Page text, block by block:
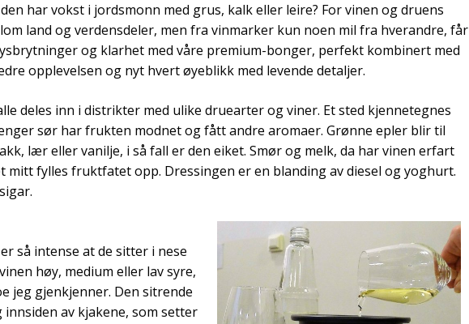
har vokst i jordsmonn med grus, kalk eller leire? For vinen og druens
land og verdensdeler, men fra vinmarker kun noen mil fra hverandre, får
og klarhet med våre premium-bonger, perfekt kombinert med
opplevelsen og nyt hvert øyeblikk med levende detaljer.
deles inn i distrikter med ulike druearter og viner. Et sted kjennetegnes
sør har frukten modnet og fått andre aromaer. Grønne epler blir til
lær eller vanilje, i så fall er den eiket. Smør og melk, da har vinen erfart
mitt fylles fruktfatet opp. Dressingen er en blanding av diesel og yoghurt.
så intense at de sitter i nese
høy, medium eller lav syre,
jeg gjenkjenner. Den sitrende
av kjakene, som setter